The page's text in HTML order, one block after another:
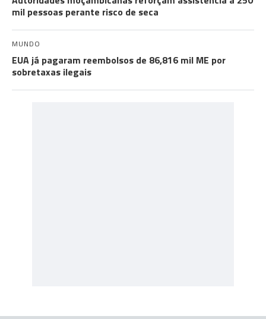
mil pessoas perante risco de seca
MUNDO
EUA já pagaram reembolsos de 86,816 mil ME por
sobretaxas ilegais